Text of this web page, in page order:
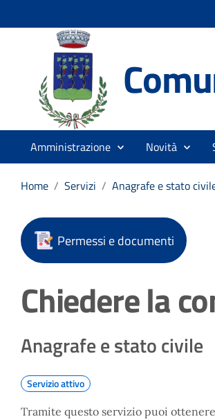
Amministrazione Novità
Home / Servizi / Anagrafe e stato
Permessi e documenti
Chiedere la
Anagrafe e stato civile
Servizio attivo
Tramite questo servizio puoi